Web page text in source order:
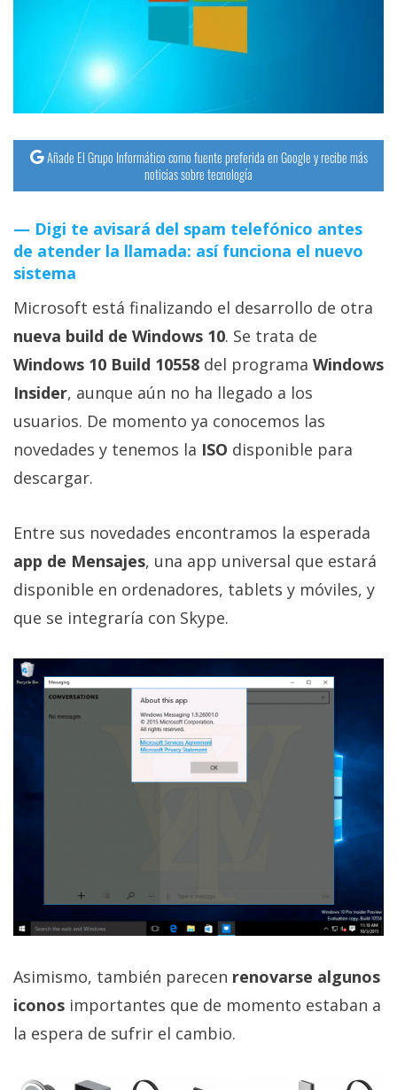
Operadores
Trucos
Tutoriales
Sistemas
operativos
Profesional
+
temas
Sorteos
Foros
Contacto
Sobre
nosotros
/
Publicidad
/
El medio de
comunicación
encontrarás
noticias sobre
tecnología,
móviles,
apps,
Añade El Grupo Informático como fuente preferida en Google y recibe más
noticias sobre tecnología
Digi te avisará del spam telefónico antes
de atender la llamada: así funciona el nuevo
sistema
Microsoft está finalizando el desarrollo de otra
nueva build de Windows 10. Se trata de
Windows 10 Build 10558 del programa Windows
Insider, aunque aún no ha llegado a los
usuarios. De momento ya conocemos las
novedades y tenemos la ISO disponible para
descargar.
Entre sus novedades encontramos la esperada
app de Mensajes, una app universal que estará
disponible en ordenadores, tablets y móviles, y
que se integraría con Skype.
Asimismo, también parecen renovarse algunos
iconos importantes que de momento estaban a
la espera de sufrir el cambio.